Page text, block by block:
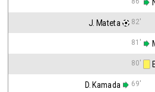
J. Mateta 82'
81'
80'
D. Kamada 69'